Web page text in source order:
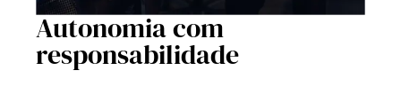
Autonomia com
responsabilidade